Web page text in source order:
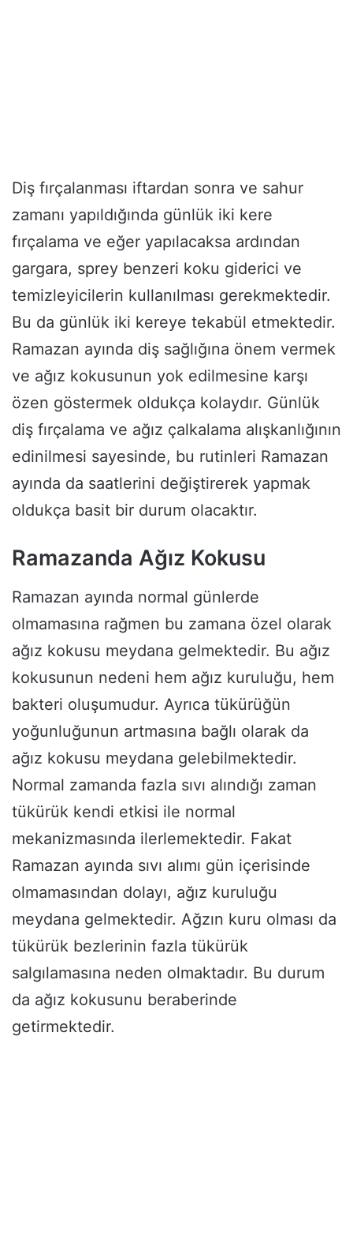
Diş fırçalanması iftardan sonra ve sahur
zamanı yapıldığında günlük iki kere
fırçalama ve eğer yapılacaksa ardından
gargara, sprey benzeri koku giderici ve
temizleyicilerin kullanılması gerekmektedir.
Bu da günlük iki kereye tekabül etmektedir.
Ramazan ayında diş sağlığına önem vermek
ve ağız kokusunun yok edilmesine karşı
özen göstermek oldukça kolaydır. Günlük
diş fırçalama ve ağız çalkalama alışkanlığının
edinilmesi sayesinde, bu rutinleri Ramazan
ayında da saatlerini değiştirerek yapmak
oldukça basit bir durum olacaktır.
Ramazanda Ağız Kokusu
Ramazan ayında normal günlerde
olmamasına rağmen bu zamana özel olarak
ağız kokusu meydana gelmektedir. Bu ağız
kokusunun nedeni hem ağız kuruluğu, hem
bakteri oluşumudur. Ayrıca tükürüğün
yoğunluğunun artmasına bağlı olarak da
ağız kokusu meydana gelebilmektedir.
Normal zamanda fazla sıvı alındığı zaman
tükürük kendi etkisi ile normal
mekanizmasında ilerlemektedir. Fakat
Ramazan ayında sıvı alımı gün içerisinde
olmamasından dolayı, ağız kuruluğu
meydana gelmektedir. Ağzın kuru olması da
tükürük bezlerinin fazla tükürük
salgılamasına neden olmaktadır. Bu durum
da ağız kokusunu beraberinde
getirmektedir.